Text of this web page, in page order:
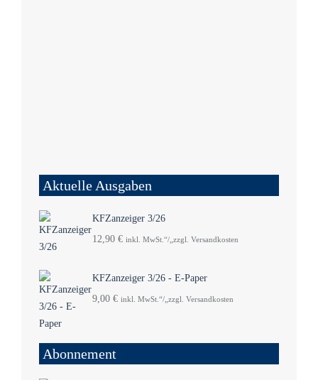
Aktuelle Ausgaben
KFZanzeiger 3/26
12,90 € inkl. MwSt.“/„zzgl. Versandkosten
KFZanzeiger 3/26 - E-Paper
9,00 € inkl. MwSt.“/„zzgl. Versandkosten
Abonnement